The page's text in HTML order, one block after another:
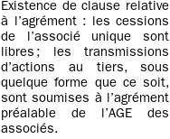
Existence de clause relative
à l’agrément : les cessions
de l’associé unique sont
libres ; les transmissions
d’actions au tiers, sous
quelque forme que ce soit,
sont soumises à l’agrément
préalable de l’AGE des
associés.